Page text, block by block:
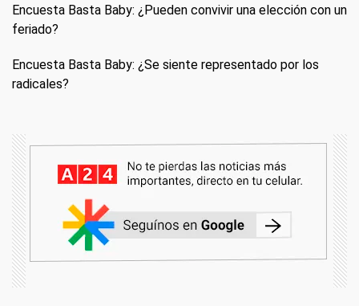
Encuesta Basta Baby: ¿Pueden convivir una elección con un
feriado?
Encuesta Basta Baby: ¿Se siente representado por los
radicales?